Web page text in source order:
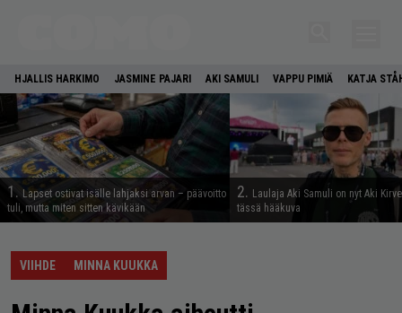
HJALLIS HARKIMO JASMINE PAJARI AKI SAMULI VAPPU PIMIÄ KATJA
1. Lapset ostivat isälle lahjaksi arvan – päävoitto
tuli, mutta miten sitten kävikään
2. Laulaja Aki Samuli on nyt Aki
tässä hääkuva
VIIHDE MINNA KUUKKA